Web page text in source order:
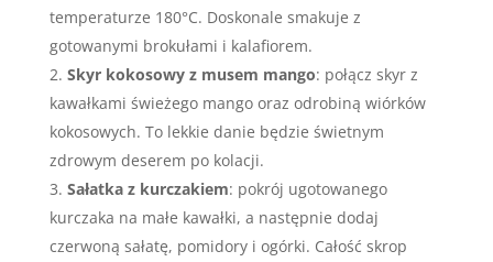
temperaturze 180°C. Doskonale smakuje z
gotowanymi brokułami i kalafiorem.
Skyr kokosowy z musem mango: połącz skyr z
kawałkami świeżego mango oraz odrobiną wiórków
kokosowych. To lekkie danie będzie świetnym
zdrowym deserem po kolacji.
Sałatka z kurczakiem: pokrój ugotowanego
kurczaka na małe kawałki, a następnie dodaj
czerwoną sałatę, pomidory i ogórki. Całość skrop